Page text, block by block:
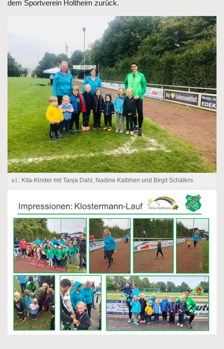
dem Sportverein Holtheim zurück.
v.l.: Kita-Kinder mit Tanja Dahl, Nadine Kalbhen und Birgit Schäfers